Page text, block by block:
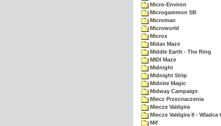
Micro-Environ
Microgammon SB
Microman
Microworld
Microx
Midas Maze
Middle Earth - The Ring
MIDI Maze
Midnight
Midnight Strip
Midnite Magic
Midway Campaign
Miecz Przeznaczenia
Miecze Valdgira
Miecze Valdgira II - Wladca
Mif